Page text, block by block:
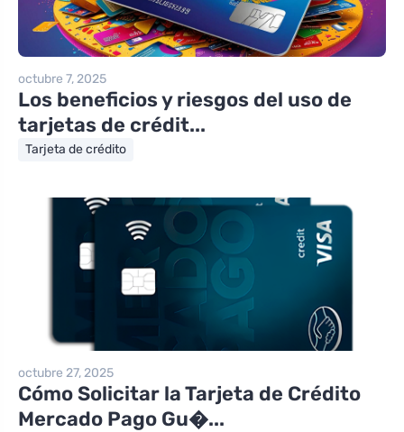
octubre 7, 2025
Los beneficios y riesgos del uso de
tarjetas de crédit...
Tarjeta de crédito
octubre 27, 2025
Cómo Solicitar la Tarjeta de Crédito
Mercado Pago Gu�...